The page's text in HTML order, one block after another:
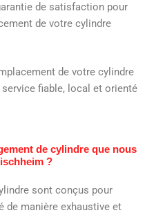
de satisfaction pour
de votre cylindre
de votre cylindre
fiable, local et orienté
de cylindre que nous
?
sont conçus pour
de manière exhaustive et